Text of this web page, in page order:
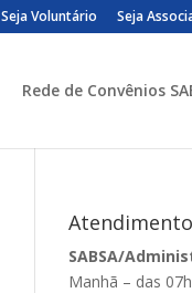
Seja Voluntário Seja
Rede de Convênios
Atendimento
SABSA/
Manhã – das